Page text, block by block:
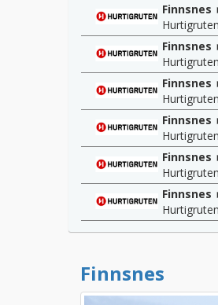
Hurtigruten
Hurtigruten
Hurtigruten
Hurtigruten
Hurtigruten
Hurtigruten
Finnsnes